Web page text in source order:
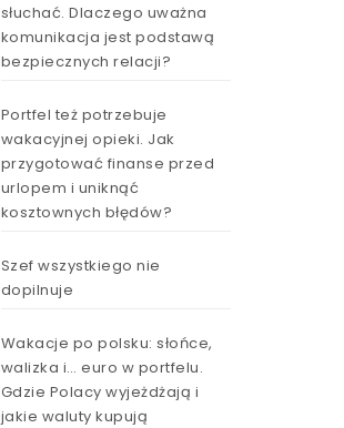
słuchać. Dlaczego uważna
komunikacja jest podstawą
bezpiecznych relacji?
Portfel też potrzebuje
wakacyjnej opieki. Jak
przygotować finanse przed
urlopem i uniknąć
kosztownych błędów?
Szef wszystkiego nie
dopilnuje
Wakacje po polsku: słońce,
walizka i… euro w portfelu.
Gdzie Polacy wyjeżdżają i
jakie waluty kupują